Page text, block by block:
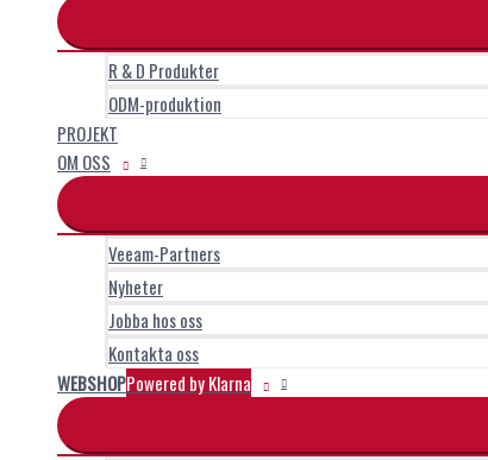
R & D Produkter
ODM-produktion
PROJEKT
OM OSS
Veeam-Partners
Nyheter
Jobba hos oss
Kontakta oss
WEBSHOPPowered by Klarna